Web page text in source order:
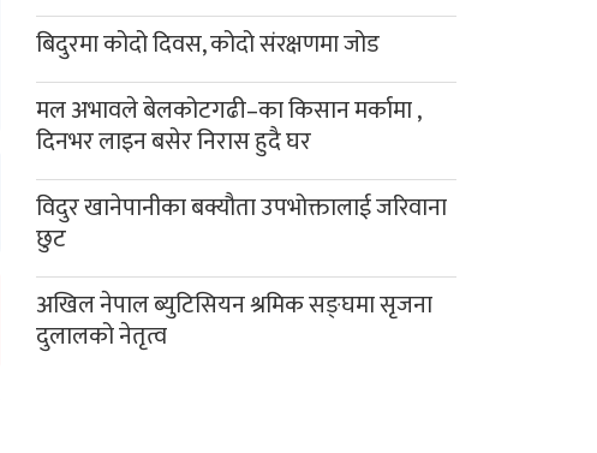
बिदुरमा कोदो दिवस, कोदो संरक्षणमा जोड
मल अभावले बेलकोटगढी–का किसान मर्कामा ,
दिनभर लाइन बसेर निरास हुदै घर
विदुर खानेपानीका बक्यौता उपभोक्तालाई जरिवाना
छुट
अखिल नेपाल ब्युटिसियन श्रमिक सङ्घमा सृजना
दुलालको नेतृत्व